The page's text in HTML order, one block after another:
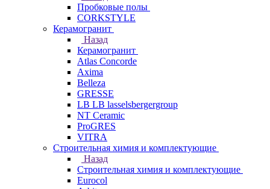
Пробковые полы
CORKSTYLE
Керамогранит
Назад
Керамогранит
Atlas Concorde
Axima
Belleza
GRESSE
LB LB lasselsbergergroup
NT Ceramic
ProGRES
VITRA
Строительная химия и комплектующие
Назад
Строительная химия и комплектующие
Eurocol